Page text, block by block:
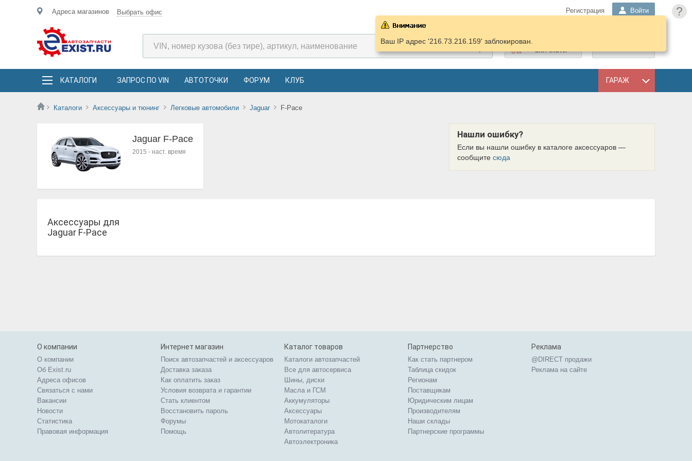
?
Адреса магазинов Выбрать офис Регистрация Войти
ЗАПЧАСТИ
КАТАЛОГИ ЗАПРОС ПО VIN АВТОТОЧКИ ФОРУМ КЛУБ ГАРАЖ
Каталоги Аксессуары и тюнинг Легковые автомобили Jaguar F-Pace
Ваш IP адрес '216.73.216.159' заблокирован.
Jaguar F-Pace
2015 - наст. время
Нашли ошибку?
Если вы нашли ошибку в каталоге аксессуаров —
сообщите сюда
Аксессуары для
Jaguar F-Pace
О компании
О компании
Об Exist.ru
Адреса офисов
Связаться с нами
Вакансии
Новости
Статистика
Правовая информация
Интернет магазин
Поиск автозапчастей и аксессуаров
Доставка заказа
Как оплатить заказ
Условия возврата и гарантии
Стать клиентом
Восстановить пароль
Форумы
Помощь
Каталог товаров
Каталоги автозапчастей
Все для автосервиса
Шины, диски
Масла и ГСМ
Аккумуляторы
Аксессуары
Мотокаталоги
Автолитература
Автоэлектроника
Партнерство
Как стать партнером
Таблица скидок
Регионам
Поставщикам
Юридическим лицам
Производителям
Наши склады
Партнерские программы
Реклама
@DIRECT продажи
Реклама на сайте